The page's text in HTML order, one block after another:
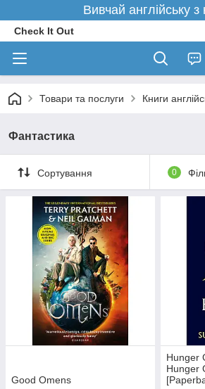
Вивчай англійську
Check It Out
Товари та послуги Книги
Фантастика
Сортування 0
Good Omens
Hunger
Hunger